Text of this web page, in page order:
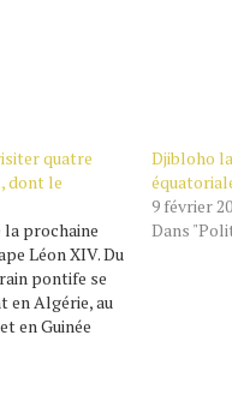
quatre
dont le
la prochaine
Léon XIV. Du
pontife se
en Algérie, au
en Guinée
le
son
Djibloho
9 février
Dans